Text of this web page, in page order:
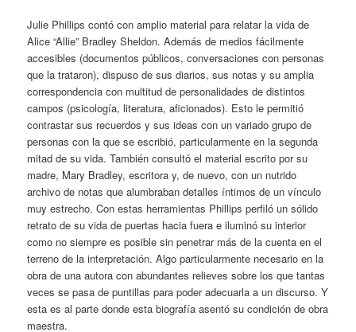
Julie Phillips contó con amplio material para relatar la vida de
Alice “Allie” Bradley Sheldon. Además de medios fácilmente
accesibles (documentos públicos, conversaciones con personas
que la trataron), dispuso de sus diarios, sus notas y su amplia
correspondencia con multitud de personalidades de distintos
campos (psicología, literatura, aficionados). Esto le permitió
contrastar sus recuerdos y sus ideas con un variado grupo de
personas con la que se escribió, particularmente en la segunda
mitad de su vida. También consultó el material escrito por su
madre, Mary Bradley, escritora y, de nuevo, con un nutrido
archivo de notas que alumbraban detalles íntimos de un vínculo
muy estrecho. Con estas herramientas Phillips perfiló un sólido
retrato de su vida de puertas hacia fuera e iluminó su interior
como no siempre es posible sin penetrar más de la cuenta en el
terreno de la interpretación. Algo particularmente necesario en la
obra de una autora con abundantes relieves sobre los que tantas
veces se pasa de puntillas para poder adecuarla a un discurso. Y
esta es al parte donde esta biografía asentó su condición de obra
maestra.